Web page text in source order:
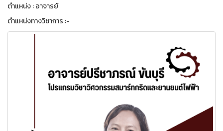
ตำแหน่ง : อาจารย์
ตำแหน่งทางวิชาการ :-